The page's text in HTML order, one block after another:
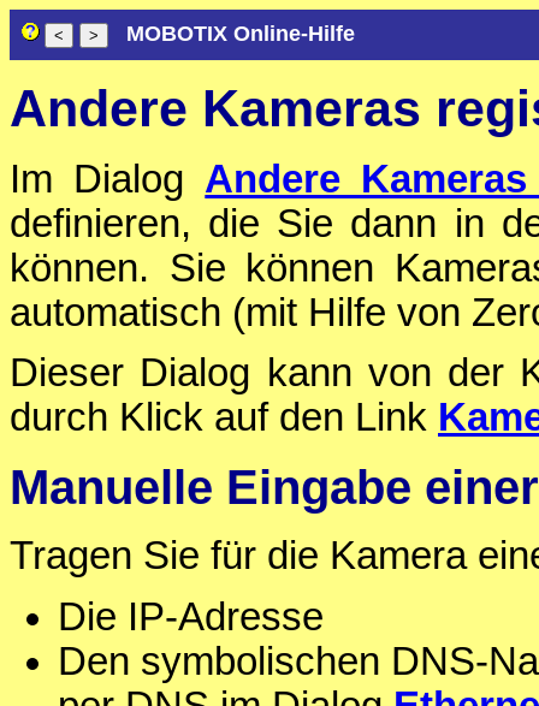
MOBOTIX Online-Hilfe
Andere Kameras
Im Dialog Andere
definieren, die Sie dann in
können. Sie können
automatisch (mit Hilfe von
Dieser Dialog kann von der
durch Klick auf den Link
Manuelle Eingabe
Tragen Sie für die Kamera
Die IP-Adresse
Den symbolischen DNS-